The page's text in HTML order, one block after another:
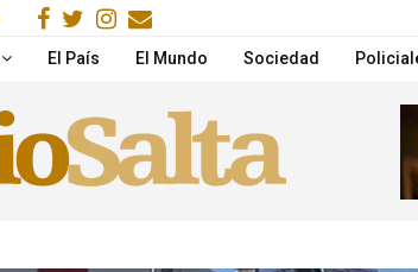
Pichetto aseguró que Victoria Villarruel será
Facebook
Gorjeo
Instagram
Email
El País El Mundo Sociedad